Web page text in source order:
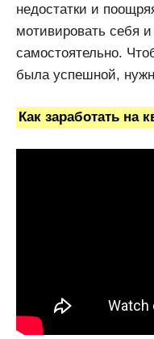
недостатки и
мотивировать себя
самостоятельно.
была успешной,
Как заработать на